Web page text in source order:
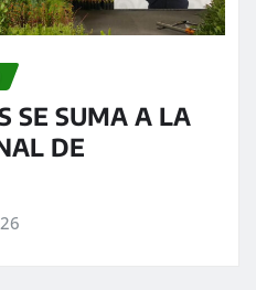
SE SUMA A LA
DE